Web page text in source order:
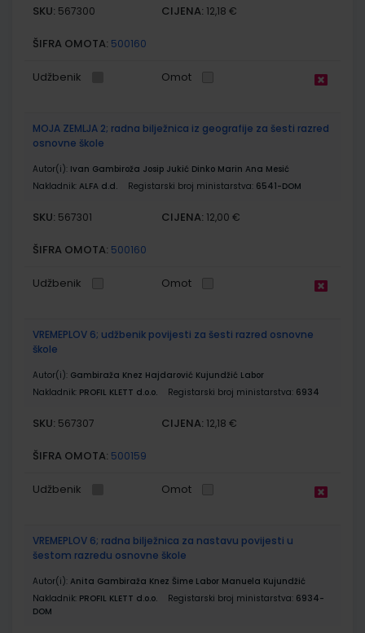
SKU: 567300 CIJENA: 12,18 €
ŠIFRA OMOTA: 500160
Udžbenik Omot
MOJA ZEMLJA 2; radna bilježnica iz geografije za šesti razred
osnovne škole
Autor(i): Ivan Gambiroža Josip Jukić Dinko Marin Ana Mesić
Nakladnik: ALFA d.d. Registarski broj ministarstva: 6541-DOM
SKU: 567301 CIJENA: 12,00 €
ŠIFRA OMOTA: 500160
Udžbenik Omot
VREMEPLOV 6; udžbenik povijesti za šesti razred osnovne
škole
Autor(i): Gambiraža Knez Hajdarović Kujundžić Labor
Nakladnik: PROFIL KLETT d.o.o. Registarski broj ministarstva: 6934
SKU: 567307 CIJENA: 12,18 €
ŠIFRA OMOTA: 500159
Udžbenik Omot
VREMEPLOV 6; radna bilježnica za nastavu povijesti u
šestom razredu osnovne škole
Autor(i): Anita Gambiraža Knez Šime Labor Manuela Kujundžić
Nakladnik: PROFIL KLETT d.o.o. Registarski broj ministarstva: 6934-
DOM